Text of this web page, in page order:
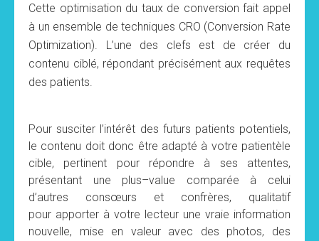
Cette optimisation du taux de conversion fait appel
à un ensemble de techniques CRO (Conversion Rate
Optimization). L’une des clefs est de créer du
contenu ciblé, répondant précisément aux requêtes
des patients.
Pour susciter l’intérêt des futurs patients potentiels,
le contenu doit donc être adapté à votre patientèle
cible, pertinent pour répondre à ses attentes,
présentant une plus–value comparée à celui
d’autres consœurs et confrères, qualitatif
pour apporter à votre lecteur une vraie information
nouvelle, mise en valeur avec des photos, des